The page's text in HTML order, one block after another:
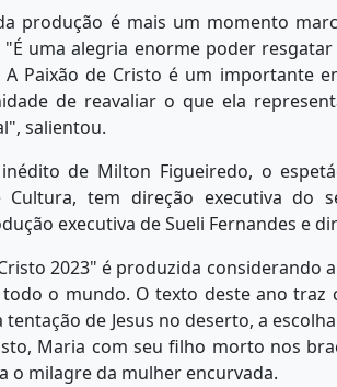
produção é mais um momento
"É uma alegria enorme poder
A Paixão de Cristo é um importante
de reavaliar o que ela
salientou.
de Milton Figueiredo, o
Cultura, tem direção executiva do
executiva de Sueli Fernandes e
2023" é produzida considerando
o mundo. O texto deste ano traz
tentação de Jesus no deserto, a
Maria com seu filho morto nos
o milagre da mulher encurvada.